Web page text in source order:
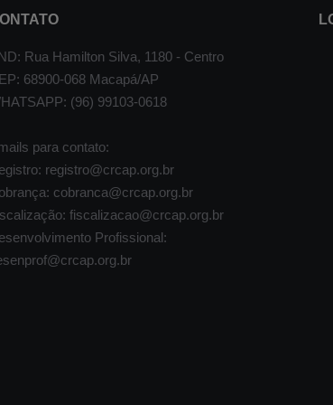
Rua Hamilton Silva, 1180 - Centro
68900-068 Macapá/AP
(96) 99103-0618
para contato:
registro@crcap.org.br
cobranca@crcap.org.br
fiscalizacao@crcap.org.br
Profissional: